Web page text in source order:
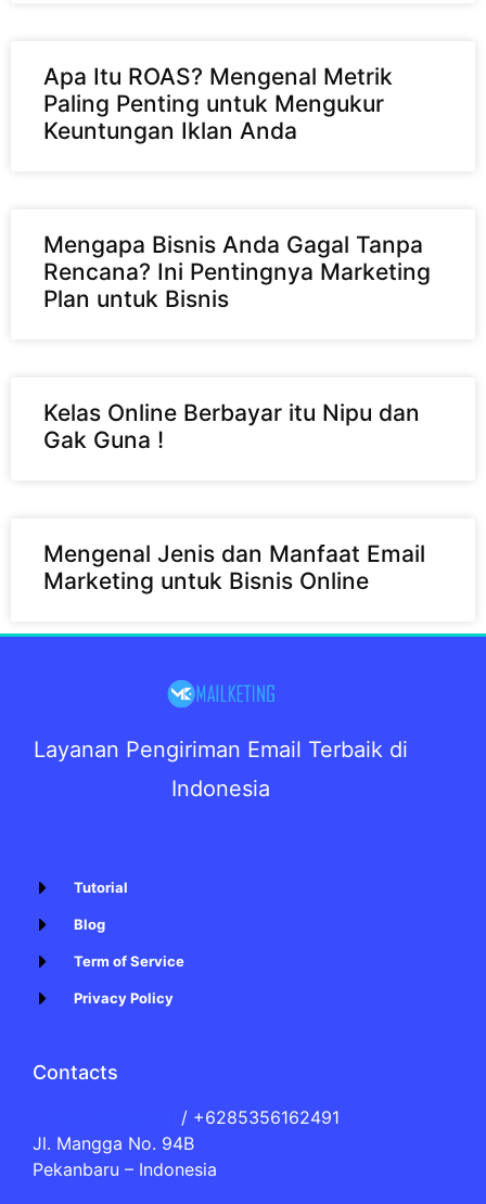
Apa Itu ROAS? Mengenal Metrik
Paling Penting untuk Mengukur
Keuntungan Iklan Anda
Mengapa Bisnis Anda Gagal Tanpa
Rencana? Ini Pentingnya Marketing
Plan untuk Bisnis
Kelas Online Berbayar itu Nipu dan
Gak Guna !
Mengenal Jenis dan Manfaat Email
Marketing untuk Bisnis Online
Layanan Pengiriman Email Terbaik di
Indonesia
Tutorial
Blog
Term of Service
Privacy Policy
Contacts
/ +6285356162491
Jl. Mangga No. 94B
Pekanbaru – Indonesia